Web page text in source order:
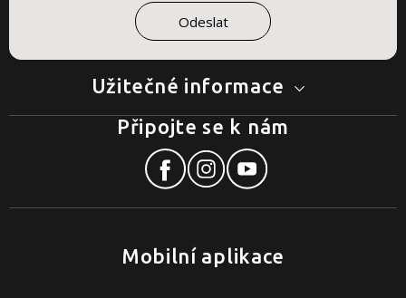
Užitečné informace
Mobilní aplikace
Připojte se k nám